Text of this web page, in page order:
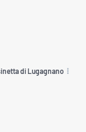
di Lugagnano